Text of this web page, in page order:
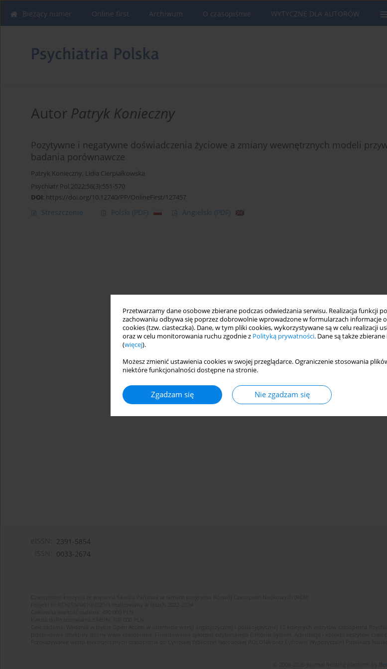
Przetwarzamy dane osobowe zbierane podczas odwiedzania serwisu. Realizacja funkcji
zachowaniu odbywa się poprzez dobrowolnie wprowadzone w formularzach informacje
cookies (tzw. ciasteczka). Dane, w tym pliki cookies, wykorzystywane są w celu realizacji
oraz w celu monitorowania ruchu zgodnie z Polityką prywatności. Dane są także
(więcej).
Możesz zmienić ustawienia cookies w swojej przeglądarce. Ograniczenie stosowania
niektóre funkcjonalności dostępne na stronie.
Zgadzam się Nie zgadzam się
Bieżący numer Online first Archiwum O czasopiśmie WYTYCZNE DLA AUTORÓW
Autor Patryk Konieczny
Pozytywne i negatywne doświadczenia życiowe a zmiany wewnętrznych modeli
badania porównawcze
Patryk Konieczny, Lidia Cierpiałkowska
Psychiatr Pol 2022;56(3):551-570
DOI: https://doi.org/10.12740/PP/OnlineFirst/127457
Streszczenie Polski (PDF) Angielski (PDF)
2391-5854
0033-2674